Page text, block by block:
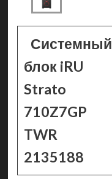
Системный
блок iRU
Strato
710Z7GP
TWR
2135188